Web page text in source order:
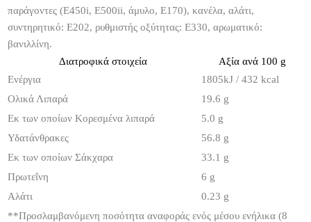
παράγοντες (E450i, E500ii, άμυλο, E170), κανέλα, αλάτι,
συντηρητικό: E202, ρυθμιστής οξύτητας: E330, αρωματικό:
βανιλλίνη.
Διατροφικά στοιχεία
Αξία ανά 100 g
Ενέργια
1805kJ / 432 kcal
Ολικά Λιπαρά
19.6 g
Εκ των οποίων Κορεσμένα λιπαρά
5.0 g
Υδατάνθρακες
56.8 g
Εκ των οποίων Σάκχαρα
33.1 g
Πρωτεΐνη
6 g
Αλάτι
0.23 g
**Προσλαμβανόμενη ποσότητα αναφοράς ενός μέσου ενήλικα (8